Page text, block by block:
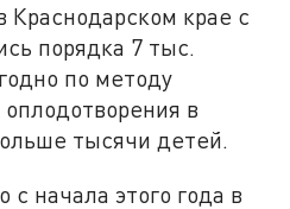
Краснодарском крае с
порядка 7 тыс.
по методу
оплодотворения в
тысячи детей.
с начала этого года в